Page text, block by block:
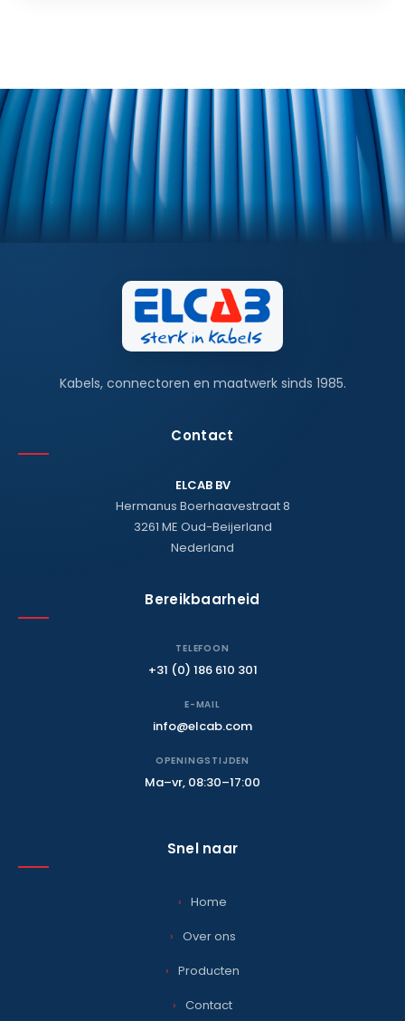
Kabels, connectoren en maatwerk sinds 1985.
Contact
ELCAB BV
Hermanus Boerhaavestraat 8
3261 ME Oud-Beijerland
Nederland
Bereikbaarheid
TELEFOON
+31 (0) 186 610 301
E-MAIL
info@elcab.com
OPENINGSTIJDEN
Ma–vr, 08:30–17:00
Snel naar
Home
Over ons
Producten
Contact